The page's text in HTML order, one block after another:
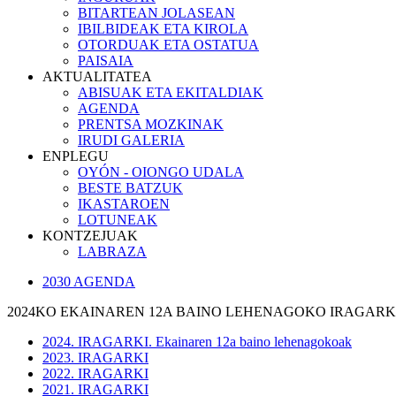
BITARTEAN JOLASEAN
IBILBIDEAK ETA KIROLA
OTORDUAK ETA OSTATUA
PAISAIA
AKTUALITATEA
ABISUAK ETA EKITALDIAK
AGENDA
PRENTSA MOZKINAK
IRUDI GALERIA
ENPLEGU
OYÓN - OIONGO UDALA
BESTE BATZUK
IKASTAROEN
LOTUNEAK
KONTZEJUAK
LABRAZA
2030 AGENDA
2024KO EKAINAREN 12A BAINO LEHENAGOKO
2024. IRAGARKI. Ekainaren 12a baino lehenagokoak
2023. IRAGARKI
2022. IRAGARKI
2021. IRAGARKI